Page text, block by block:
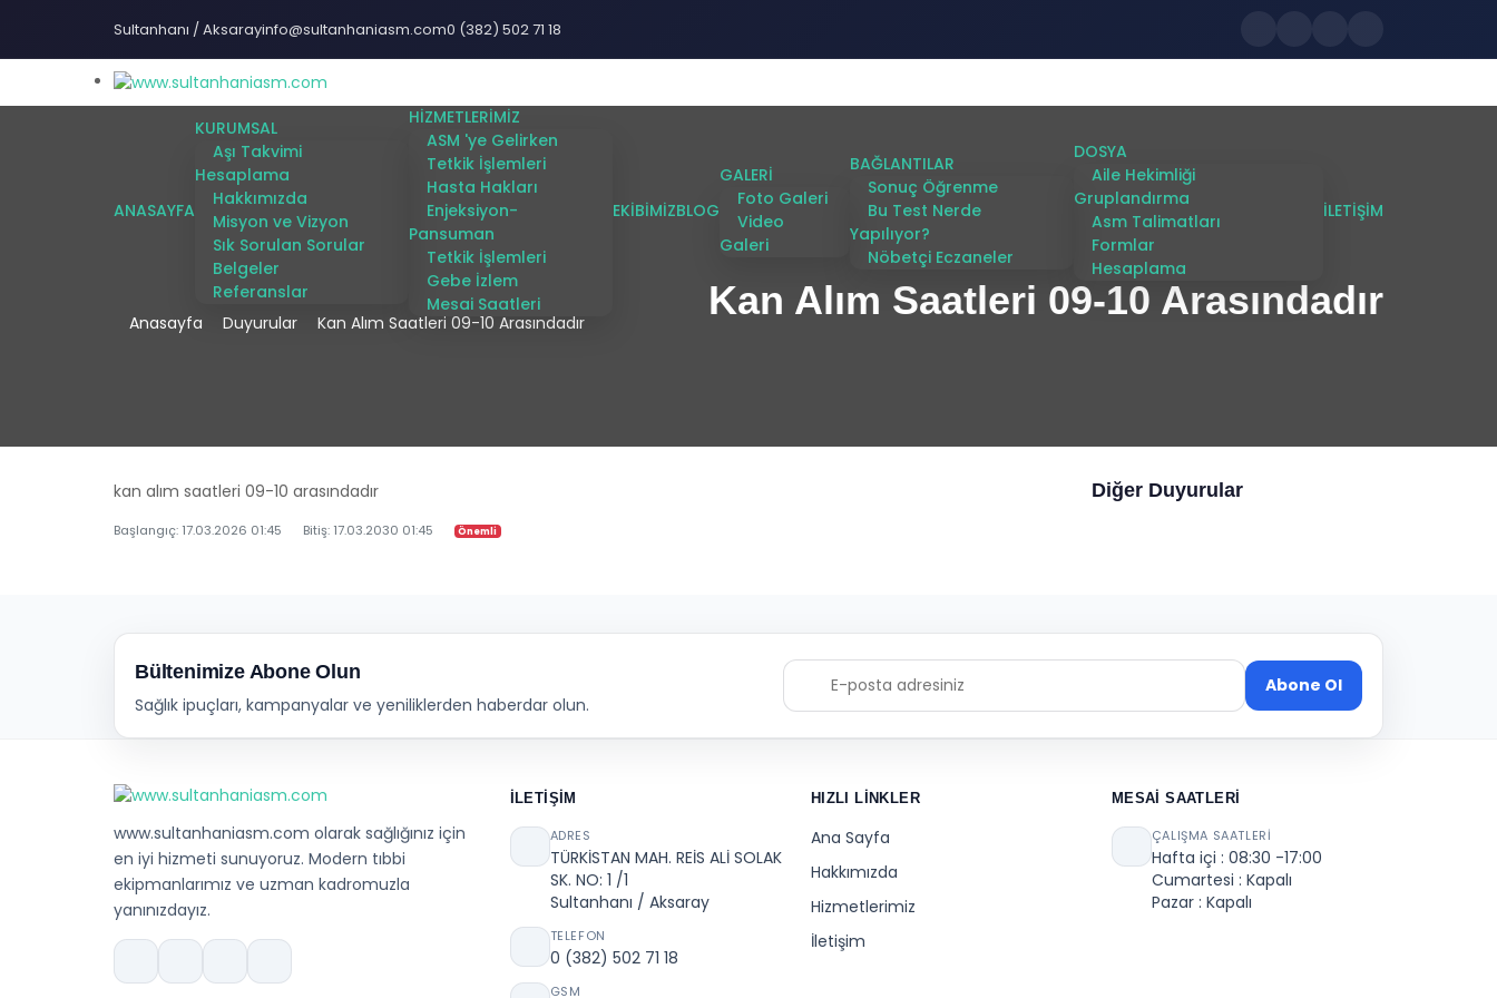
Sultanhanı / Aksarayinfo@sultanhaniasm.com0 (382) 502 71 18
ANASAYFA
KURUMSAL
Aşı Takvimi
Hesaplama
Hakkımızda
Misyon ve Vizyon
Sık Sorulan Sorular
Belgeler
Referanslar
HİZMETLERİMİZ
ASM 'ye Gelirken
Tetkik İşlemleri
Hasta Hakları
Enjeksiyon-
Pansuman
Tetkik İşlemleri
Gebe İzlem
Mesai Saatleri
EKIBIMIZBLOG
GALERİ
Foto Galeri
Video
Galeri
BAĞLANTILAR
Sonuç Öğrenme
Bu Test Nerde
Yapılıyor?
Nöbetçi Eczaneler
DOSYA
Aile Hekimliği
Gruplandırma
Asm Talimatları
Formlar
Hesaplama
İLETİŞİM
Kan Alım Saatleri 09-10 Arasındadır
Anasayfa Duyurular Kan Alım Saatleri 09-10 Arasındadır
kan alım saatleri 09-10 arasındadır
Başlangıç: 17.03.2026 01:45 Bitiş: 17.03.2030 01:45 Önemli
Diğer Duyurular
Bültenimize Abone Olun
Sağlık ipuçları, kampanyalar ve yeniliklerden haberdar olun.
Abone Ol
www.sultanhaniasm.com olarak sağlığınız için
en iyi hizmeti sunuyoruz. Modern tıbbi
ekipmanlarımız ve uzman kadromuzla
yanınızdayız.
İLETIŞIM
ADRES
TÜRKİSTAN MAH. REİS ALİ SOLAK
SK. NO: 1 /1
Sultanhanı / Aksaray
TELEFON
0 (382) 502 71 18
GSM
HIZLI LINKLER
Ana Sayfa
Hakkımızda
Hizmetlerimiz
İletişim
MESAI SAATLERI
ÇALIŞMA SAATLERI
Hafta içi : 08:30 -17:00
Cumartesi : Kapalı
Pazar : Kapalı